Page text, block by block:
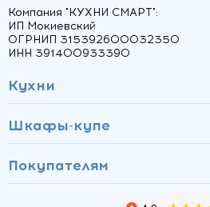
Компания "КУХНИ СМАРТ":
ИП Мокиевский
ОГРНИП 315392600032350
ИНН 391400933390
Кухни
Шкафы-купе
Покупателям